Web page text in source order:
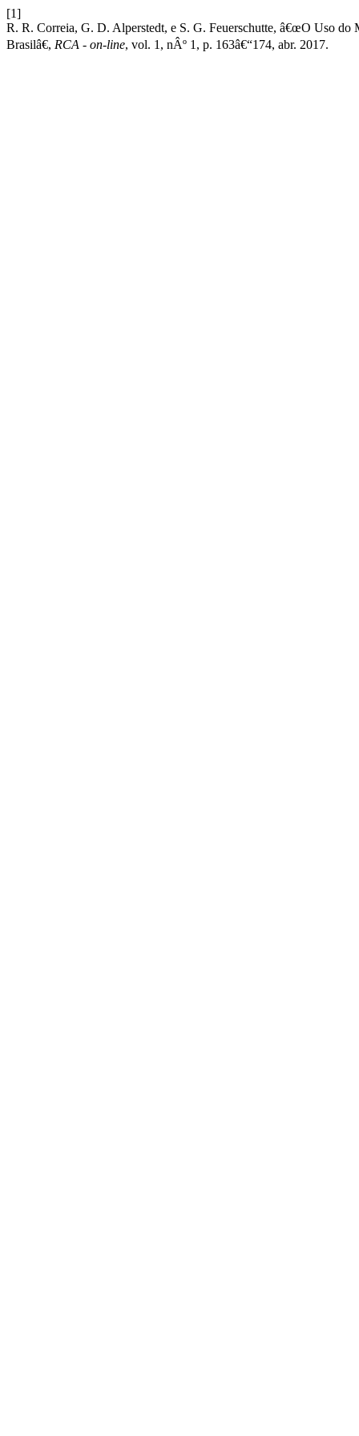
[1]
R. R. Correia, G. D. Alperstedt, e S. G. Feuerschutte, â€œO Uso
Brasilâ€, RCA - on-line, vol. 1, nÂº 1, p. 163â€“174, abr. 2017.